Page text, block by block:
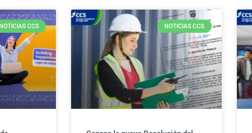
NOTICIAS CCS NOTICIAS CCS